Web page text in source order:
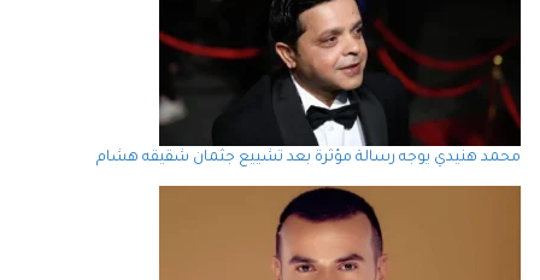
محمد هنيدي يوجه رسالة مؤثرة بعد تشييع جثمان شقيقه هشام